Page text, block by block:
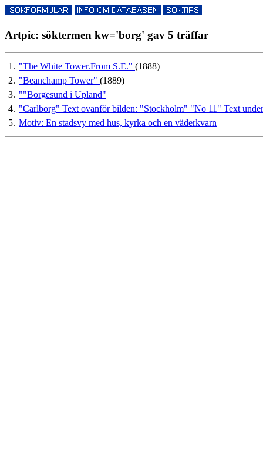
Artpic: söktermen kw='borg' gav 5 träffar
1. "The White Tower.From S.E." (1888)
2. "Beanchamp Tower" (1889)
3. ""Borgesund i Upland"
4. "Carlborg" Text ovanför bilden: "Stockholm" "No 11" Text
5. Motiv: En stadsvy med hus, kyrka och en väderkvarn